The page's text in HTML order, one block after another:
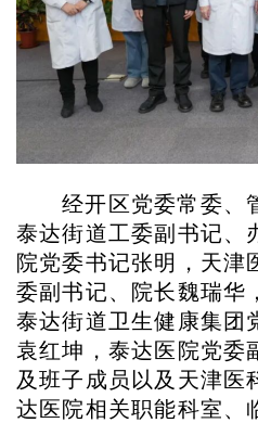
经开区党委常委、
泰达街道工委副书记、
院党委书记张明，天津
委副书记、院长魏瑞华
泰达街道卫生健康集团
袁红坤，泰达医院党委
及班子成员以及天津医
达医院相关职能科室、